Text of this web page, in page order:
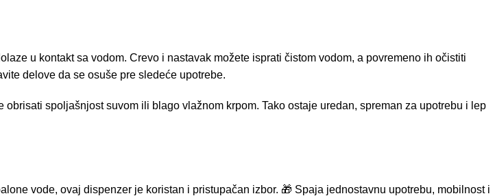
u kontakt sa vodom. Crevo i nastavak možete isprati čistom vodom, a povremeno ih očistiti
delove da se osuše pre sledeće upotrebe.
spoljašnjost suvom ili blago vlažnom krpom. Tako ostaje uredan, spreman za upotrebu i lep
vode, ovaj dispenzer je koristan i pristupačan izbor. 🎁 Spaja jednostavnu upotrebu, mobilnost i